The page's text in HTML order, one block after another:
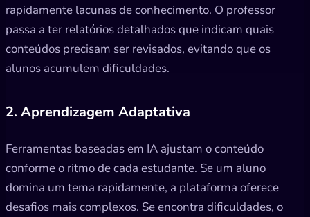
rapidamente lacunas de conhecimento. O professor
passa a ter relatórios detalhados que indicam quais
conteúdos precisam ser revisados, evitando que os
alunos acumulem dificuldades.
2. Aprendizagem Adaptativa
Ferramentas baseadas em IA ajustam o conteúdo
conforme o ritmo de cada estudante. Se um aluno
domina um tema rapidamente, a plataforma oferece
desafios mais complexos. Se encontra dificuldades, o